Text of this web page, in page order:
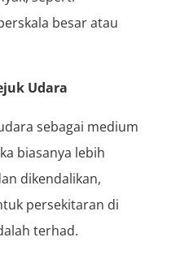
besar atau
Udara
sebagai medium
biasanya lebih
dikendalikan,
persekitaran di
terhad.